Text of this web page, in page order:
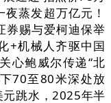
蒸发超万亿元！
券赐与爱柯迪保举
+机械人齐驱中国
心鲍威尔传递“北
70至80米深处放
跳水，2025年半